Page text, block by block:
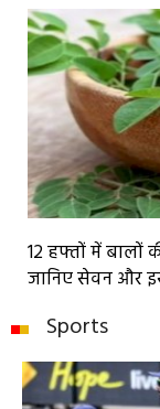
12 हफ्तों में बालों
जानिए सेवन और
Sports